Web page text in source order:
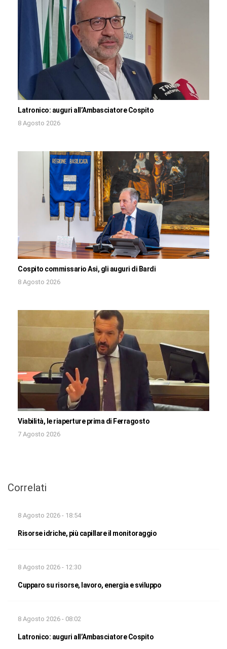
Latronico: auguri all’Ambasciatore Cospito
8 Agosto 2026
Cospito commissario Asi, gli auguri di Bardi
8 Agosto 2026
Viabilità, le riaperture prima di Ferragosto
7 Agosto 2026
Correlati
8 Agosto 2026 - 18:54
Risorse idriche, più capillare il monitoraggio
8 Agosto 2026 - 12:30
Cupparo su risorse, lavoro, energia e sviluppo
8 Agosto 2026 - 08:02
Latronico: auguri all’Ambasciatore Cospito